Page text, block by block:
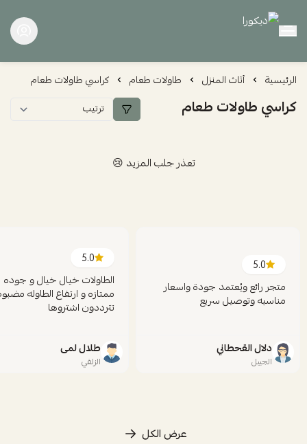
ديكورا
الرئيسية أثاث المنزل طاولات طعام كراسي طاولات طعام
كراسي طاولات طعام
تعذر جلب المزيد 😢
5.0
متجر رائع ويُعتمد جودة واسعار
مناسبه وتوصيل سريع
دلال القحطاني
الجبيل
5.0
الطاولات خيال خيال و جوده
ممتازه و ارتفاع الطاوله
تترددون اشتروها
طلال لمى
الزلفي
عرض الكل